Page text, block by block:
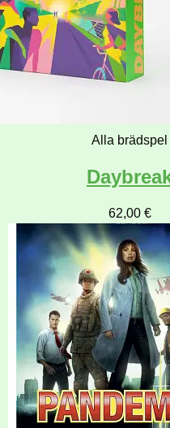
Alla brädspel
62,00 €